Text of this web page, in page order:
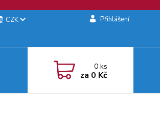
CZK Přihlášení
0ks
za 0 Kč